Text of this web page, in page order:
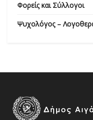
Φορείς και Σύλλογοι
Ψυχολόγος –